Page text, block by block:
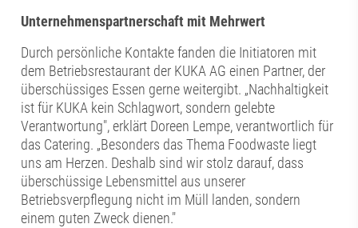
Unternehmenspartnerschaft mit Mehrwert
Durch persönliche Kontakte fanden die Initiatoren mit
dem Betriebsrestaurant der KUKA AG einen Partner, der
überschüssiges Essen gerne weitergibt. „Nachhaltigkeit
ist für KUKA kein Schlagwort, sondern gelebte
Verantwortung", erklärt Doreen Lempe, verantwortlich für
das Catering. „Besonders das Thema Foodwaste liegt
uns am Herzen. Deshalb sind wir stolz darauf, dass
überschüssige Lebensmittel aus unserer
Betriebsverpflegung nicht im Müll landen, sondern
einem guten Zweck dienen."